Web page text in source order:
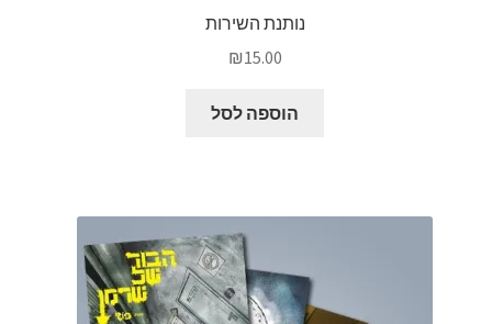
נותנת השירות
₪15.00
הוספה לסל